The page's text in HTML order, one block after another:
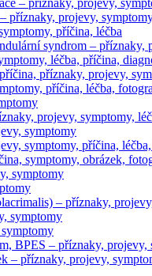
příznaky, projevy,
příčina, léčba
syndrom – příznaky,
léčba, příčina,
příznaky, projevy,
příčina, léčba,
projevy, symptomy,
symptomy
symptomy, příčina,
symptomy, obrázek,
symptomy
– příznaky,
symptomy
BPES – příznaky, projevy,
– příznaky, projevy,